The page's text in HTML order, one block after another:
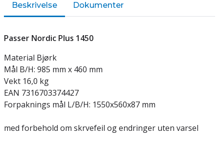
Beskrivelse Dokumenter
Passer Nordic Plus 1450
Material Bjørk
Mål B/H: 985 mm x 460 mm
Vekt 16,0 kg
EAN 7316703374427
Forpaknings mål L/B/H: 1550x560x87 mm
med forbehold om skrvefeil og endringer uten varsel